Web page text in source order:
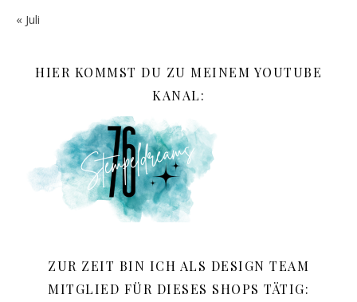
« Juli
HIER KOMMST DU ZU MEINEM YOUTUBE
KANAL:
ZUR ZEIT BIN ICH ALS DESIGN TEAM
MITGLIED FÜR DIESES SHOPS TÄTIG: